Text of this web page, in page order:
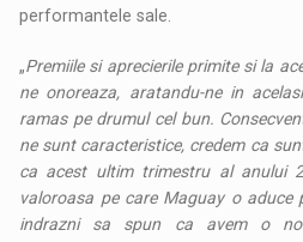
performantele sale.
„Premiile si aprecierile primite si la
ne onoreaza, aratandu-ne in
ramas pe drumul cel bun.
ne sunt caracteristice, credem ca
ca acest ultim trimestru al anului
valoroasa pe care Maguay o aduce
indrazni sa spun ca avem o